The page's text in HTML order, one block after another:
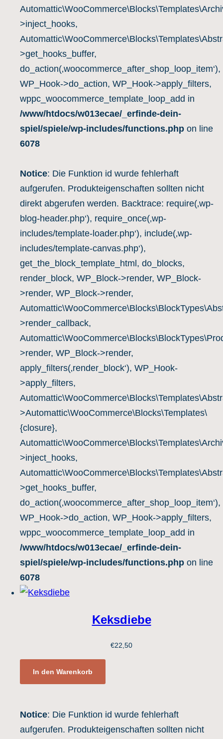
>inject_hooks,
>get_hooks_buffer,
do_action(‚woocommerce_after_shop_loop_item‘),
WP_Hook->do_action, WP_Hook->apply_filters,
wppc_woocommerce_template_loop_add in
/www/htdocs/w013ecae/_erfinde-dein-
spiel/spiele/wp-includes/functions.php on line
6078
Notice: Die Funktion id wurde fehlerhaft
aufgerufen. Produkteigenschaften sollten nicht
direkt abgerufen werden. Backtrace: require(‚wp-
blog-header.php‘), require_once(‚wp-
includes/template-loader.php‘), include(‚wp-
includes/template-canvas.php‘),
get_the_block_template_html, do_blocks,
render_block, WP_Block->render, WP_Block-
>render, WP_Block->render,
>render_callback,
>render, WP_Block->render,
apply_filters(‚render_block‘), WP_Hook-
>apply_filters,
>Automattic\WooCommerce\Blocks\Templates\
{closure},
>inject_hooks,
>get_hooks_buffer,
do_action(‚woocommerce_after_shop_loop_item‘),
WP_Hook->do_action, WP_Hook->apply_filters,
wppc_woocommerce_template_loop_add in
/www/htdocs/w013ecae/_erfinde-dein-
spiel/spiele/wp-includes/functions.php on line
6078
Keksdiebe
€22,50
In den Warenkorb
Notice: Die Funktion id wurde fehlerhaft
aufgerufen. Produkteigenschaften sollten nicht